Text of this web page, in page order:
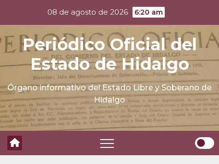
content
08 de agosto de 2026 6:20 am
Periódico Oficial del
Estado de Hidalgo
Órgano informativo del Estado Libre y Soberano de
Hidalgo